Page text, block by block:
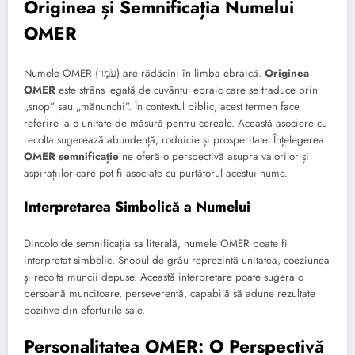
Originea și Semnificația Numelui
OMER
Numele OMER (עֹמֶר) are rădăcini în limba ebraică. Originea
OMER este strâns legată de cuvântul ebraic care se traduce prin
„snop” sau „mănunchi”. În contextul biblic, acest termen face
referire la o unitate de măsură pentru cereale. Această asociere cu
recolta sugerează abundență, rodnicie și prosperitate. Înțelegerea
OMER semnificație ne oferă o perspectivă asupra valorilor și
aspirațiilor care pot fi asociate cu purtătorul acestui nume.
Interpretarea Simbolică a Numelui
Dincolo de semnificația sa literală, numele OMER poate fi
interpretat simbolic. Snopul de grâu reprezintă unitatea, coeziunea
și recolta muncii depuse. Această interpretare poate sugera o
persoană muncitoare, perseverentă, capabilă să adune rezultate
pozitive din eforturile sale.
Personalitatea OMER: O Perspectivă